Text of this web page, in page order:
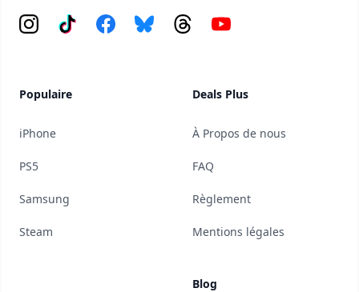
Instagram
Tiktok FacebookBlueskyThreadsYouTube
Populaire
iPhone
PS5
Samsung
Steam
Deals Plus
À Propos de nous
FAQ
Règlement
Mentions légales
Blog